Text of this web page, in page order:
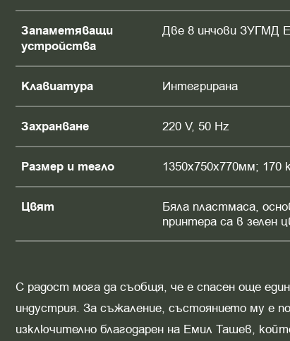
Запаметяващи
устройства
Две 8 инчови ЗУГМД
Клавиатура Интегрирана
Захранване 220 V, 50 Hz
Размер и тегло 1350x750x770мм; 170
Цвят
Бяла пластмаса,
принтера са в зелен
С радост мога да съобщя, че е спасен още
индустрия. За съжаление, състоянието му е
изключително благодарен на Емил Ташев,